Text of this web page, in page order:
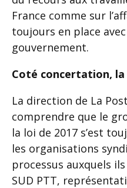
France comme sur
toujours en place
gouvernement.
Coté concertation,
La direction de La
comprendre que le
la loi de 2017 s’est
les organisations
processus auxquels
SUD PTT,